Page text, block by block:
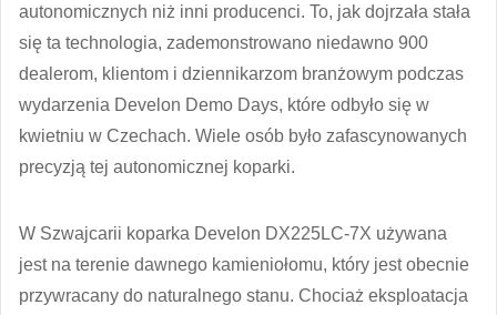
autonomicznych niż inni producenci. To, jak dojrzała stała
się ta technologia, zademonstrowano niedawno 900
dealerom, klientom i dziennikarzom branżowym podczas
wydarzenia Develon Demo Days, które odbyło się w
kwietniu w Czechach. Wiele osób było zafascynowanych
precyzją tej autonomicznej koparki.
W Szwajcarii koparka Develon DX225LC-7X używana
jest na terenie dawnego kamieniołomu, który jest obecnie
przywracany do naturalnego stanu. Chociaż eksploatacja